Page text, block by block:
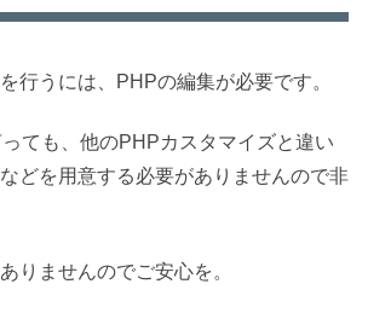
行うには、PHPの編集が必要です。
ても、他のPHPカスタマイズと違い
どを用意する必要がありませんので非
りませんのでご安心を。